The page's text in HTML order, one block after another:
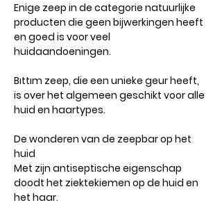
Enige zeep in de categorie natuurlijke
producten die geen bijwerkingen heeft
en goed is voor veel
huidaandoeningen.
Bıttım zeep, die een unieke geur heeft,
is over het algemeen geschikt voor alle
huid en haartypes.
De wonderen van de zeepbar op het
huid
Met zijn antiseptische eigenschap
doodt het ziektekiemen op de huid en
het haar.